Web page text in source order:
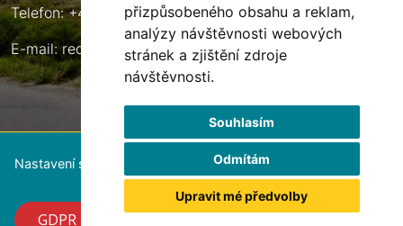
přizpůsobeného obsahu a reklam,
analýzy návštěvnosti webových
stránek a zjištění zdroje
návštěvnosti.
Souhlasím
Odmítám
Upravit mé předvolby
Telefon: +420 461 633 140
E-mail:reditel@zscerekvice.cz
Nastavení souborů cookie
GDPR